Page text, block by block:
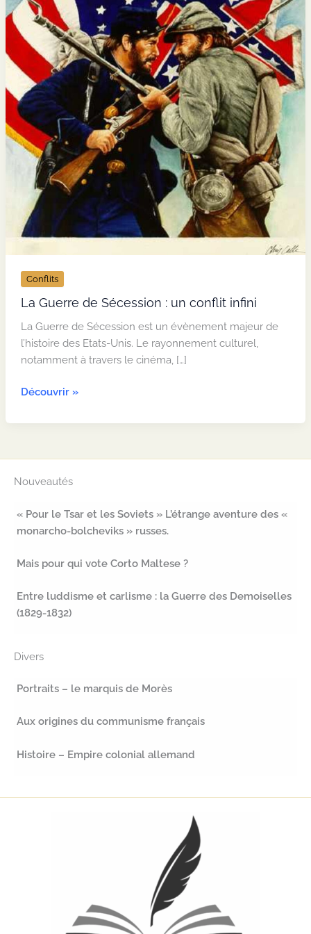
Conflits
La Guerre de Sécession : un conflit infini
La Guerre de Sécession est un évènement majeur de
l’histoire des Etats-Unis. Le rayonnement culturel,
notamment à travers le cinéma, […]
La
de
:
infini
Découvrir »
Nouveautés
« Pour le Tsar et les Soviets » L’étrange aventure des «
monarcho-bolcheviks » russes.
Mais pour qui vote Corto Maltese ?
Entre luddisme et carlisme : la Guerre des Demoiselles
(1829-1832)
Divers
Portraits – le marquis de Morès
Aux origines du communisme français
Histoire – Empire colonial allemand